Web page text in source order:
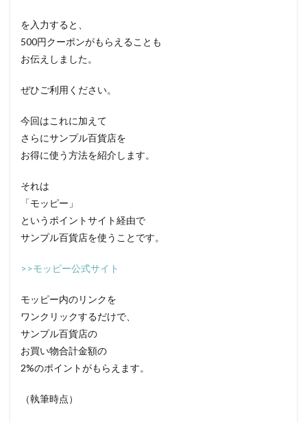
を入力すると、
500円クーポンがもらえることも
お伝えしました。
ぜひご利用ください。
今回はこれに加えて
さらにサンプル百貨店を
お得に使う方法を紹介します。
それは
「モッピー」
というポイントサイト経由で
サンプル百貨店を使うことです。
>>モッピー公式サイト
モッピー内のリンクを
ワンクリックするだけで、
サンプル百貨店の
お買い物合計金額の
2%のポイントがもらえます。
（執筆時点）